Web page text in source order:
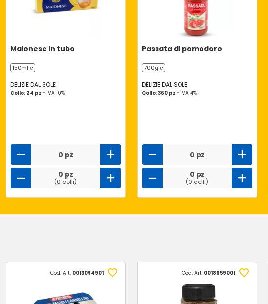
Maionese in tubo
150ml ℮
DELIZIE DAL SOLE
Collo: 24 pz - IVA 10%
0 pz
0 pz
(0 colli)
Passata di pomodoro
700g ℮
DELIZIE DAL SOLE
Collo: 360 pz - IVA 4%
0 pz
0 pz
(0 colli)
Cod. Art. 0013094901 Cod. Art. 0018659001